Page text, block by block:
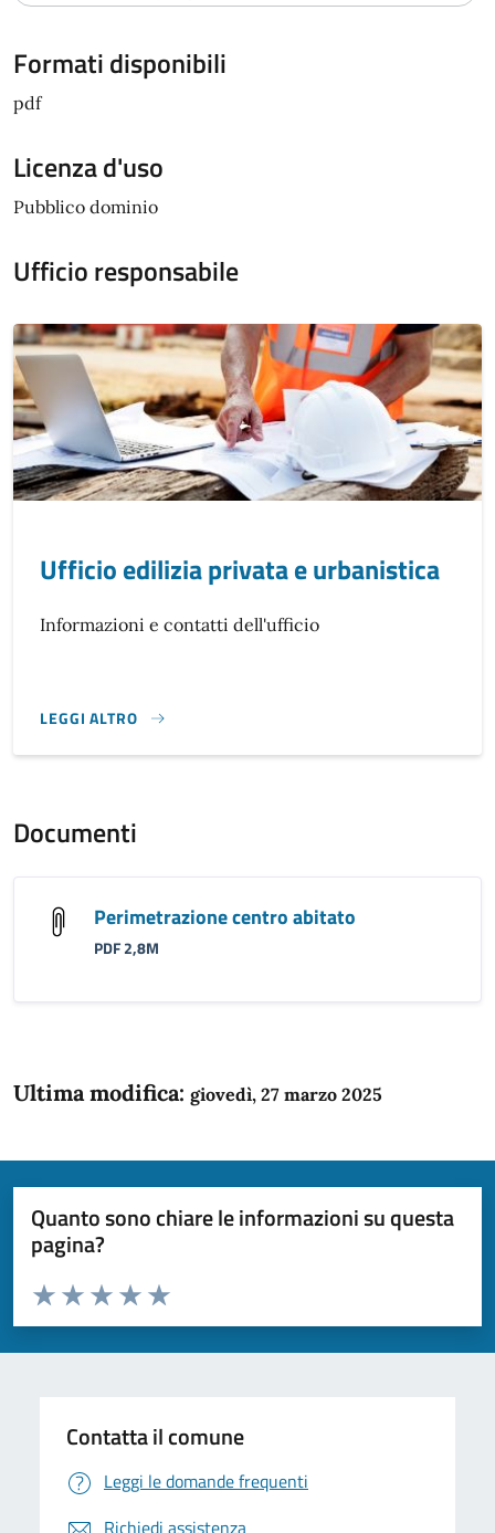
Formati disponibili
pdf
Licenza d'uso
Pubblico dominio
Ufficio responsabile
Ufficio edilizia privata e urbanistica
Informazioni e contatti dell'ufficio
LEGGI ALTRO
}
Documenti
Perimetrazione centro abitato
PDF 2,8M
Ultima modifica: giovedì, 27 marzo 2025
Quanto sono chiare le informazioni su questa
pagina?
Domanda
Valuta da 1 a 5 stelle la pagina
Valuta 5 stelle su 5
Valuta 4 stelle su 5
Valuta 3 stelle su 5
Valuta 2 stelle su 5
Valuta 1 stelle su 5
Contatta il comune
Leggi le domande frequenti
Richiedi assistenza